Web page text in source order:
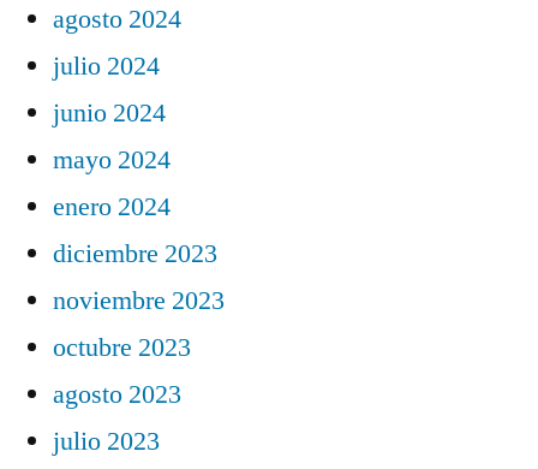
agosto 2024
julio 2024
junio 2024
mayo 2024
enero 2024
diciembre 2023
noviembre 2023
octubre 2023
agosto 2023
julio 2023